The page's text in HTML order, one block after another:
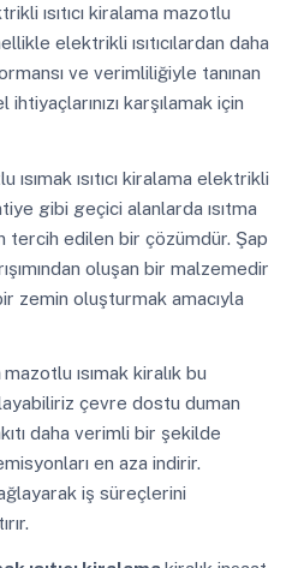
ısıtıcı kiralama mazotlu
elektrikli ısıtıcılardan daha
ve verimliliğiyle tanınan
ihtiyaçlarınızı karşılamak için
ısımak ısıtıcı kiralama elektrikli
gibi geçici alanlarda ısıtma
tercih edilen bir çözümdür. Şap
oluşan bir malzemedir
zemin oluşturmak amacıyla
mazotlu ısımak kiralık bu
çevre dostu duman
daha verimli bir şekilde
en aza indirir.
iş süreçlerini